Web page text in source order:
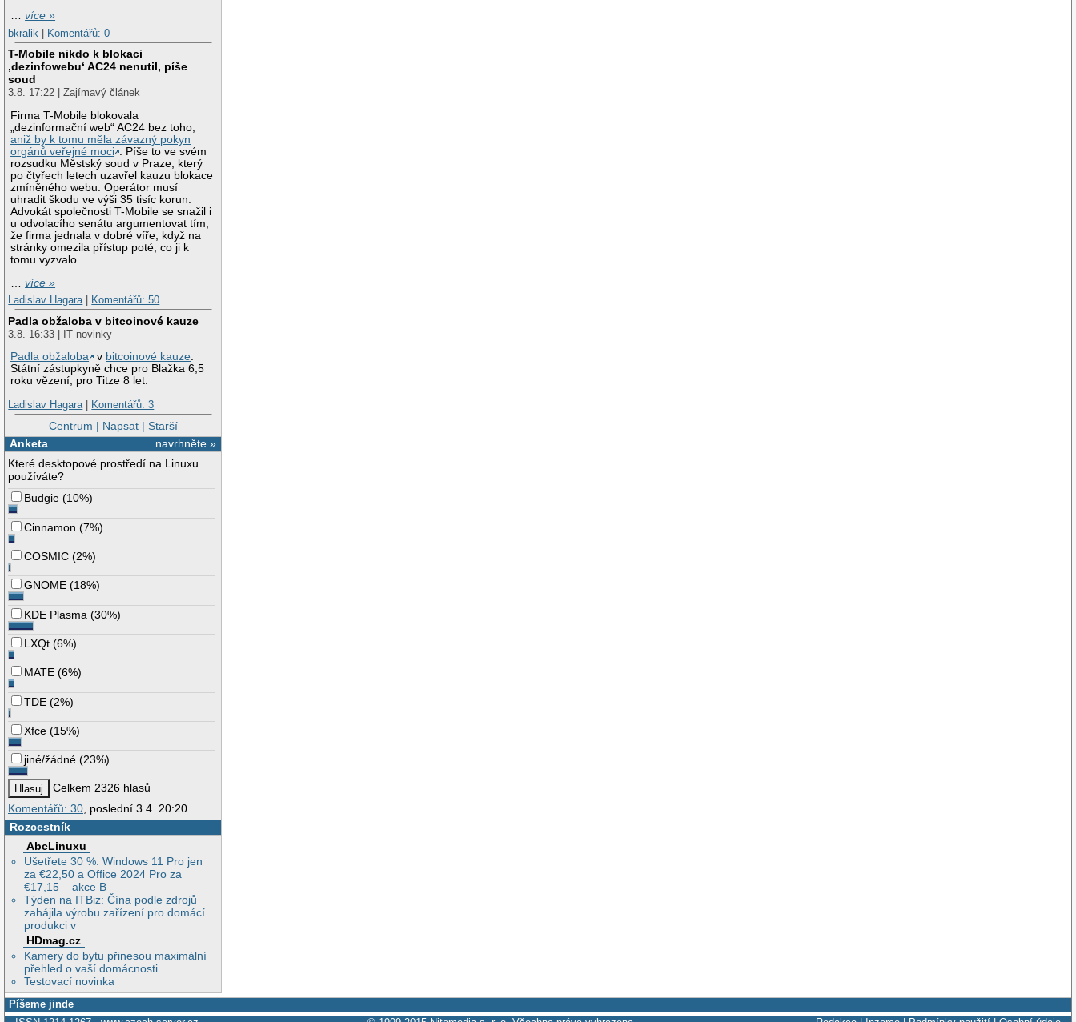
…více »
bkralik | Komentářů: 0
T-Mobile nikdo k blokaci
‚dezinfowebu‘ AC24 nenutil, píše
soud
3.8. 17:22 | Zajímavý článek
Firma T-Mobile blokovala
„dezinformační web“ AC24 bez toho,
aniž by k tomu měla závazný pokyn
orgánů veřejné moci
. Píše to ve svém
rozsudku Městský soud v Praze, který
po čtyřech letech uzavřel kauzu blokace
zmíněného webu. Operátor musí
uhradit škodu ve výši 35 tisíc korun.
Advokát společnosti T-Mobile se snažil i
u odvolacího senátu argumentovat tím,
že firma jednala v dobré víře, když na
stránky omezila přístup poté, co ji k
tomu vyzvalo
…více »
Ladislav Hagara| Komentářů: 50
Padla obžaloba v bitcoinové kauze
3.8. 16:33 | IT novinky
Padla obžaloba
v bitcoinové kauze.
Státní zástupkyně chce pro Blažka 6,5
roku vězení, pro Titze 8 let.
Ladislav Hagara| Komentářů: 3
Centrum | Napsat| Starší
navrhněte »
Anketa
Které desktopové prostředí na Linuxu
používáte?
Budgie (10%)
Cinnamon (7%)
COSMIC (2%)
GNOME (18%)
KDE Plasma (30%)
LXQt (6%)
MATE (6%)
TDE (2%)
Xfce (15%)
jiné/žádné (23%)
Celkem 2326 hlasů
Komentářů: 30 , poslední 3.4. 20:20
Rozcestník
AbcLinuxu
Ušetřete 30 %: Windows 11 Pro jen
za €22,50 a Office 2024 Pro za
€17,15 – akce B
Týden na ITBiz: Čína podle zdrojů
zahájila výrobu zařízení pro domácí
produkci v
HDmag.cz
Kamery do bytu přinesou maximální
přehled o vaší domácnosti
Testovací novinka
Píšeme jinde